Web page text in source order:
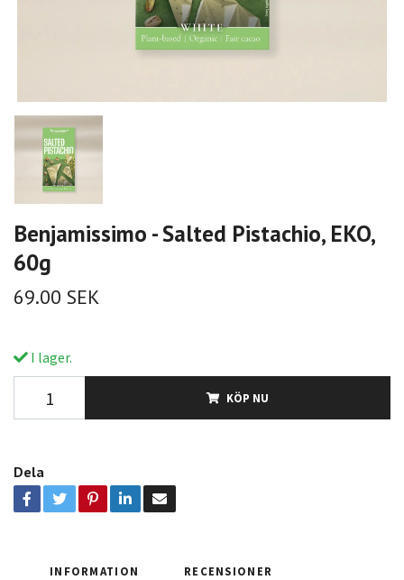
Benjamissimo - Salted Pistachio, EKO,
60g
69.00 SEK
I lager.
KÖP NU
Dela
INFORMATION RECENSIONER